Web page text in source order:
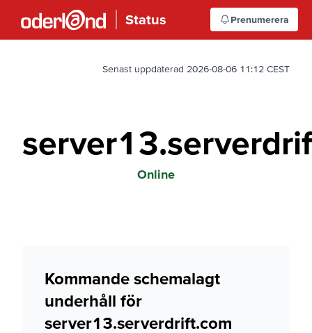
Status Prenumerera
Senast uppdaterad 2026-08-06 11:12 CEST
Online
Kommande schemalagt
underhåll för
server13.serverdrift.com